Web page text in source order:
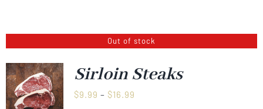
Out of stock
Sirloin Steaks
$9.99 – $16.99